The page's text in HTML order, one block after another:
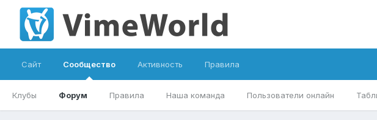
Сайт Сообщество
Клубы Форум Правила Наша команда Пользователи онлайн
Активность Правила